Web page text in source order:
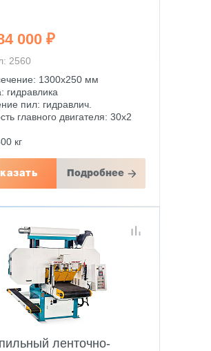
000 ₽
2560
1300х250 мм
гидравлика
пил: гидравлич.
главного двигателя: 30х2
кг
Подробнее
ленточно-